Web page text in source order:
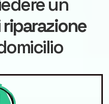
un
riparazione